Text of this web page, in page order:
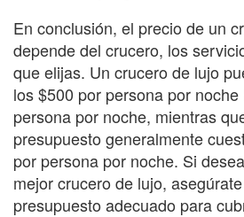
En conclusión, el precio de un
depende del crucero, los
que elijas. Un crucero de lujo
los $500 por persona por
persona por noche, mientras
presupuesto generalmente
por persona por noche. Si
mejor crucero de lujo,
presupuesto adecuado para